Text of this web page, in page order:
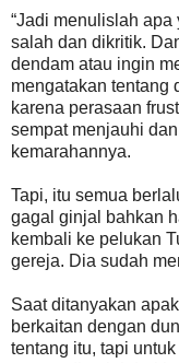
“Jadi menulislah
salah dan dikritik.
dendam atau ingin
mengatakan tentang
karena perasaan
sempat menjauhi
kemarahannya.
Tapi, itu semua
gagal ginjal bahkan
kembali ke pelukan
gereja. Dia sudah
Saat ditanyakan
berkaitan dengan
tentang itu, tapi